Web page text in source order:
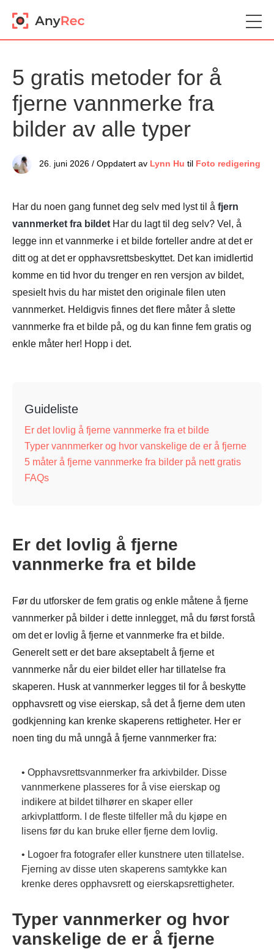
5 gratis metoder for å
fjerne vannmerke fra
bilder av alle typer
26. juni 2026 / Oppdatert av Lynn Hu til Foto redigering
Har du noen gang funnet deg selv med lyst til å fjern
vannmerket fra bildet Har du lagt til deg selv? Vel, å
legge inn et vannmerke i et bilde forteller andre at det er
ditt og at det er opphavsrettsbeskyttet. Det kan imidlertid
komme en tid hvor du trenger en ren versjon av bildet,
spesielt hvis du har mistet den originale filen uten
vannmerket. Heldigvis finnes det flere måter å slette
vannmerke fra et bilde på, og du kan finne fem gratis og
enkle måter her! Hopp i det.
Guideliste
Er det lovlig å fjerne vannmerke fra et bilde
Typer vannmerker og hvor vanskelige de er å fjerne
5 måter å fjerne vannmerke fra bilder på nett gratis
FAQs
Er det lovlig å fjerne
vannmerke fra et bilde
Før du utforsker de fem gratis og enkle måtene å fjerne
vannmerker på bilder i dette innlegget, må du først forstå
om det er lovlig å fjerne et vannmerke fra et bilde.
Generelt sett er det bare akseptabelt å fjerne et
vannmerke når du eier bildet eller har tillatelse fra
skaperen. Husk at vannmerker legges til for å beskytte
opphavsrett og vise eierskap, så det å fjerne dem uten
godkjenning kan krenke skaperens rettigheter. Her er
noen ting du må unngå å fjerne vannmerker fra:
• Opphavsrettsvannmerker fra arkivbilder. Disse
vannmerkene plasseres for å vise eierskap og
indikere at bildet tilhører en skaper eller
arkivplattform. I de fleste tilfeller må du kjøpe en
lisens før du kan bruke eller fjerne dem lovlig.
• Logoer fra fotografer eller kunstnere uten tillatelse.
Fjerning av disse uten skaperens samtykke kan
krenke deres opphavsrett og eierskapsrettigheter.
Typer vannmerker og hvor
vanskelige de er å fjerne